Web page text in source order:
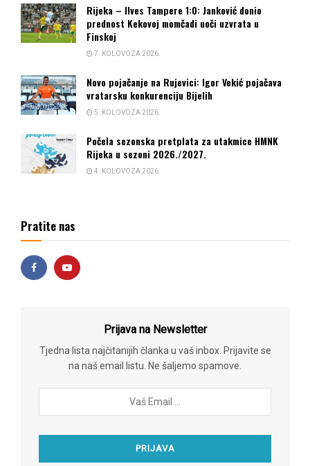
Rijeka – Ilves Tampere 1:0: Janković donio
prednost Kekovoj momčadi uoči uzvrata u
Finskoj
7. KOLOVOZA 2026.
Novo pojačanje na Rujevici: Igor Vekić pojačava
vratarsku konkurenciju Bijelih
5. KOLOVOZA 2026.
Počela sezonska pretplata za utakmice HMNK
Rijeka u sezoni 2026./2027.
4. KOLOVOZA 2026.
Pratite nas
Prijava na Newsletter
Tjedna lista najčitanijih članka u vaš inbox. Prijavite se
na naš email listu. Ne šaljemo spamove.